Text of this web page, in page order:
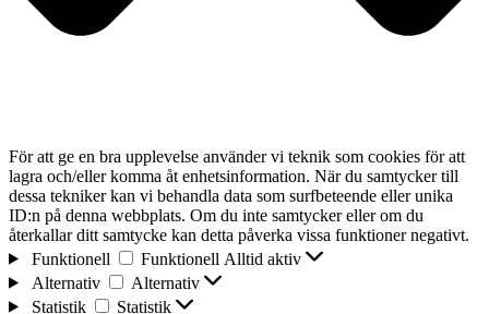
För att ge en bra upplevelse använder vi teknik som cookies för att
lagra och/eller komma åt enhetsinformation. När du samtycker till
dessa tekniker kan vi behandla data som surfbeteende eller unika
ID:n på denna webbplats. Om du inte samtycker eller om du
återkallar ditt samtycke kan detta påverka vissa funktioner negativt.
Funktionell
Funktionell Alltid aktiv
Alternativ
Alternativ
Statistik
Statistik